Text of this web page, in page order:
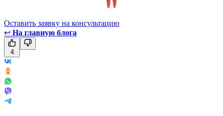
Оставить заявку на консультацию
↩ На главную блога
4